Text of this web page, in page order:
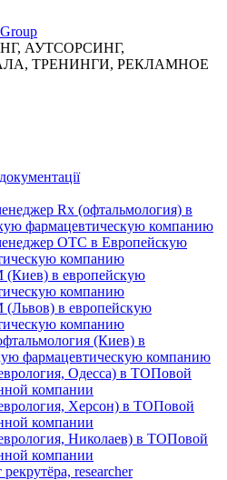
АУТСОРСИНГ,
ТРЕНИНГИ, РЕКЛАМНОЕ
Rx (офтальмология) в
фармацевтическую компанию
ОТС в Европейскую
компанию
в европейскую
компанию
в европейскую
компанию
(Киев) в
фармацевтическую компанию
Одесса) в ТОПовой
компании
Херсон) в ТОПовой
компании
Николаев) в ТОПовой
компании
researcher